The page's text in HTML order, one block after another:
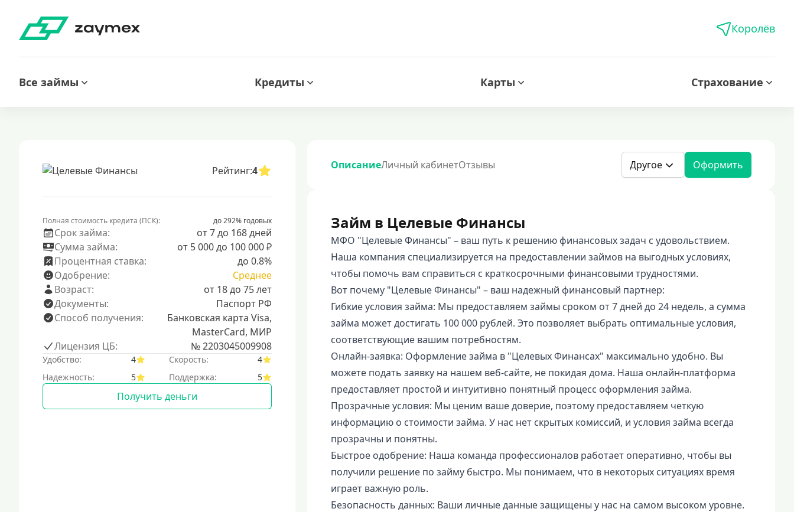
Королёв
Все займы Кредиты Карты Страхование
Рейтинг:4
Полная стоимость кредита (ПСК): до 292% годовых
Срок займа:
от 7 до 168 дней
Сумма займа:
от 5 000 до 100 000 ₽
Процентная ставка:
до 0.8%
Одобрение:
Среднее
Возраст:
от 18 до 75 лет
Документы:
Паспорт РФ
Способ получения:
Банковская карта Visa,
MasterCard, МИР
Лицензия ЦБ:
№ 2203045009908
Удобство: 4 Скорость:
4
Надежность:
5 Поддержка: 5
Получить деньги
ОписаниеЛичный кабинетОтзывы Другое Оформить
Займ в Целевые Финансы
МФО "Целевые Финансы" – ваш путь к решению финансовых задач с удовольствием.
Наша компания специализируется на предоставлении займов на выгодных условиях,
чтобы помочь вам справиться с краткосрочными финансовыми трудностями.
Вот почему "Целевые Финансы" – ваш надежный финансовый партнер:
Гибкие условия займа: Мы предоставляем займы сроком от 7 дней до 24 недель, а сумма
займа может достигать 100 000 рублей. Это позволяет выбрать оптимальные условия,
соответствующие вашим потребностям.
Онлайн-заявка: Оформление займа в "Целевых Финансах" максимально удобно. Вы
можете подать заявку на нашем веб-сайте, не покидая дома. Наша онлайн-платформа
предоставляет простой и интуитивно понятный процесс оформления займа.
Прозрачные условия: Мы ценим ваше доверие, поэтому предоставляем четкую
информацию о стоимости займа. У нас нет скрытых комиссий, и условия займа всегда
прозрачны и понятны.
Быстрое одобрение: Наша команда профессионалов работает оперативно, чтобы вы
получили решение по займу быстро. Мы понимаем, что в некоторых ситуациях время
играет важную роль.
Безопасность данных: Ваши личные данные защищены у нас на самом высоком уровне.